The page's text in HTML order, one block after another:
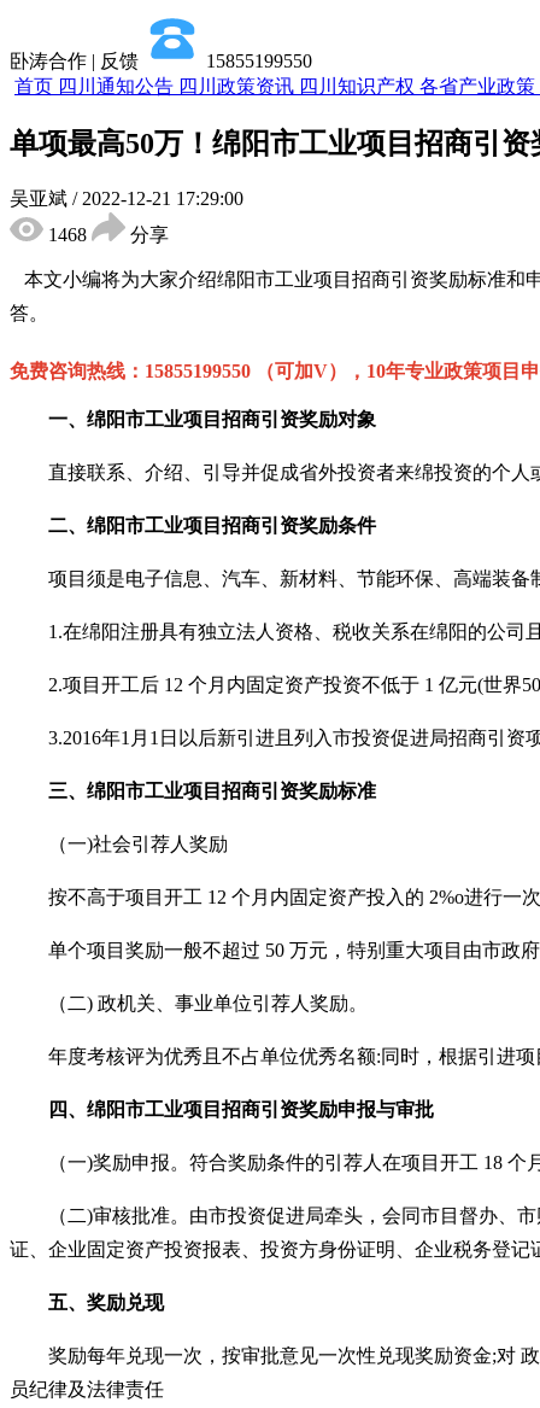
卧涛合作 | 反馈
15855199550
首页 四川通知公告 四川政策资讯 四川知识产权 各省产业政策
单项最高50万！绵阳市工业项目招商引
吴亚斌 / 2022-12-21 17:29:00
1468
分享
本文小编将为大家介绍绵阳市工业项目招商引资奖励标准和
答。
免费咨询热线： 15855199550 （可加V），10年专业政策项目
一、 绵阳市工业项目招商引资奖励对象
直接联系、介绍、引导并促成省外投资者来绵投资的个人
二、 绵阳市工业项目招商引资奖励条件
项目须是电子信息、汽车、新材料、节能环保、高端装备
1.在绵阳注册具有独立法人资格、税收关系在绵阳的公司
2.项目开工后 12 个月内固定资产投资不低于 1 亿元(世界
3.2016年1月1日以后新引进且列入市投资促进局招商引资
三、 绵阳市工业项目招商引资奖励标准
（一)社会引荐人奖励
按不高于项目开工 12 个月内固定资产投入的 2%o进行一
单个项目奖励一般不超过 50 万元，特别重大项目由市政
（二) 政机关、事业单位引荐人奖励。
年度考核评为优秀且不占单位优秀名额:同时，根据引进
四、 绵阳市工业项目招商引资奖励申报与审批
（一)奖励申报。符合奖励条件的引荐人在项目开工 18
（二)审核批准。由市投资促进局牵头，会同市目督办、
证、企业固定资产投资报表、投资方身份证明、企业税务登
五、 奖励兑现
奖励每年兑现一次，按审批意见一次性兑现奖励资金;对
员纪律及法律责任